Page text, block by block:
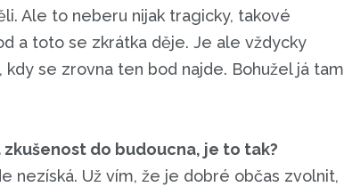
Ale to neberu nijak tragicky, takové
a toto se zkrátka děje. Je ale vždycky
se zrovna ten bod najde. Bohužel já tam
do budoucna, je to tak?
nezíská. Už vím, že je dobré občas zvolnit,